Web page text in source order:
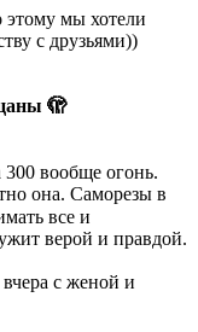
мы хотели
с друзьями))
🫣
вообще огонь.
она. Саморезы в
все и
верой и правдой.
с женой и